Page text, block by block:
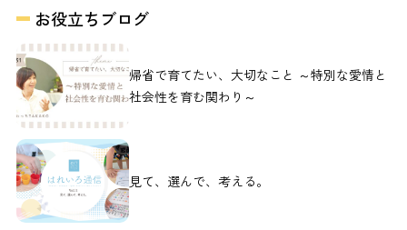
お役立ちブログ
帰省で育てたい、大切なこと ～特別な愛情と
社会性を育む関わり～
見て、選んで、考える。